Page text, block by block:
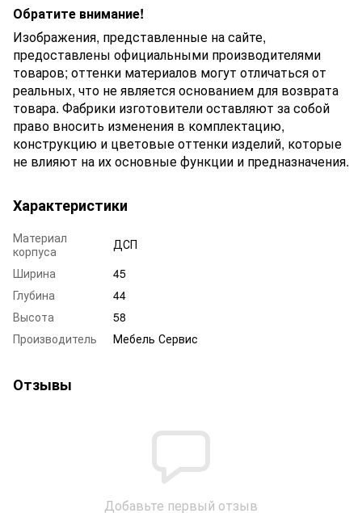
Обратите внимание!
Изображения, представленные на сайте,
предоставлены официальными производителями
товаров; оттенки материалов могут отличаться от
реальных, что не является основанием для возврата
товара. Фабрики изготовители оставляют за собой
право вносить изменения в комплектацию,
конструкцию и цветовые оттенки изделий, которые
не влияют на их основные функции и предназначения.
Характеристики
Материал
корпуса
ДСП
Ширина
45
Глубина
44
Высота
58
Производитель
Мебель Сервис
Отзывы
Добавьте первый отзыв